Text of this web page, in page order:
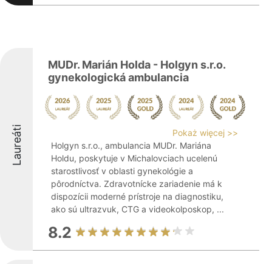
Laureáti
MUDr. Marián Holda - Holgyn s.r.o.
gynekologická ambulancia
Pokaż więcej >>
Holgyn s.r.o., ambulancia MUDr. Mariána
Holdu, poskytuje v Michalovciach ucelenú
starostlivosť v oblasti gynekológie a
pôrodníctva. Zdravotnícke zariadenie má k
dispozícii moderné prístroje na diagnostiku,
ako sú ultrazvuk, CTG a videokolposkop, ...
8.2